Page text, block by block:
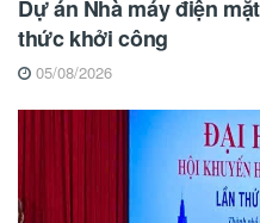
Dự án Nhà máy điện
thức khởi công
05/08/2026